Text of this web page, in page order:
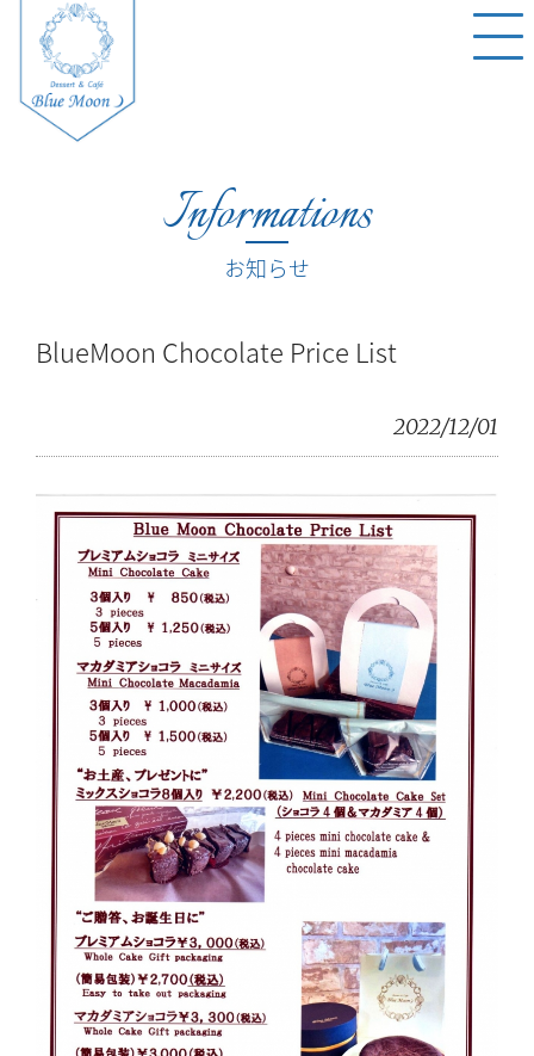
Informations
お知らせ
BlueMoon Chocolate Price List
2022/12/01